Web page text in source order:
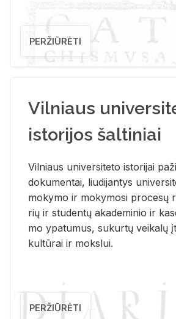
PERŽIŪRĖTI
Vilniaus
istorijos šaltiniai
Vil­niaus uni­ver­si­te­to is­to­ri­jai
do­ku­men­tai, liu­di­jan­tys
mo­ky­mo ir mo­ky­mo­si pro­ce­sų
rių ir stu­den­tų aka­de­mi­nio ir
mo ypa­tu­mus, su­kur­tų vei­ka­lų
kul­tū­rai ir moks­lui.
PERŽIŪRĖTI